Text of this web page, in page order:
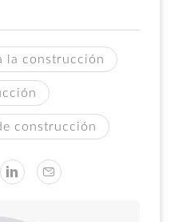
la construcción
construcción